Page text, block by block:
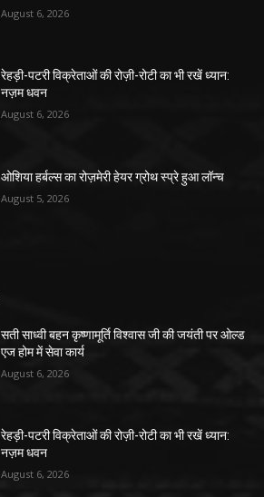
August 6, 2026
रेहड़ी-पटरी विक्रेताओं की रोज़ी-रोटी का भी रखें ध्यान:
नज़म धवन
August 6, 2026
ओशिया हर्बल्स का रोज़मेरी हेयर ग्रोथ स्प्रे हुआ लॉन्च
August 5, 2026
सती साध्वी बहन कृष्णामूर्ति विश्वास जी की जयंती पर ओल्ड
एज होम में सेवा कार्य
August 6, 2026
रेहड़ी-पटरी विक्रेताओं की रोज़ी-रोटी का भी रखें ध्यान:
नज़म धवन
August 6, 2026